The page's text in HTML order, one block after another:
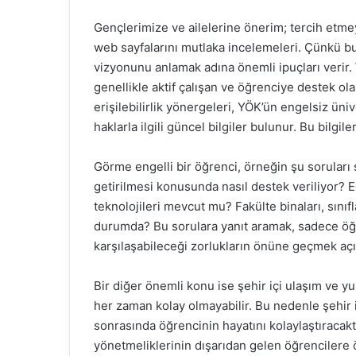
Gençlerimize ve ailelerine önerim; tercih
web sayfalarını mutlaka incelemeleri. Çünkü
vizyonunu anlamak adına önemli ipuçları
genellikle aktif çalışan ve öğrenciye destek
erişilebilirlik yönergeleri, YÖK’ün engelsiz
haklarla ilgili güncel bilgiler bulunur. Bu
Görme engelli bir öğrenci, örneğin şu
getirilmesi konusunda nasıl destek veriliyor?
teknolojileri mevcut mu? Fakülte binaları,
durumda? Bu sorulara yanıt aramak, sadece
karşılaşabileceği zorlukların önüne geçmek
Bir diğer önemli konu ise şehir içi ulaşım ve
her zaman kolay olmayabilir. Bu nedenle şehir
sonrasında öğrencinin hayatını
yönetmeliklerinin dışarıdan gelen öğrencilere